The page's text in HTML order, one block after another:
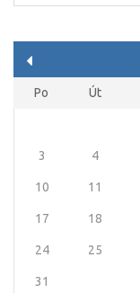
Po Út
3 4
10 11
17 18
24 25
31